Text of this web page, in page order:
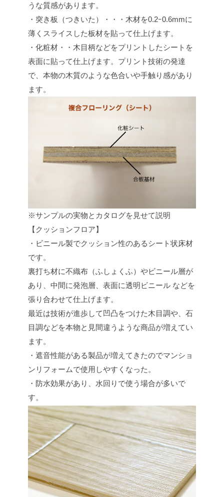
うな質感があります。
・突き板（つきいた）・・・木材を0.2ｰ0.6mmに
薄くスライスした板材を貼って仕上げます。
・化粧材・・木目柄などをプリントしたシートを
表面に貼って仕上げます。プリント技術の発達
で、本物の木質のような色合いや手触り感があり
ます。
※サンプルの実物とカタログを見せて説明
【クッションフロア】
・ビニール製でクッション性のあるシート状床材
です。
裏打ち材に不織布（ふしょくふ）やビニール層が
あり、中間に発泡層、表面に透明ビニール などを
張り合わせて仕上げます。
最近は技術が進歩して凹凸をつけた木目調や、石
目調などを本物と見間違うような商品が増えてい
ます。
・遮音性能がある製品が増えてきたのでマンショ
ンリフォームで使用しやすくなった。
・防水効果があり、水回りで使う場合が多いで
す。